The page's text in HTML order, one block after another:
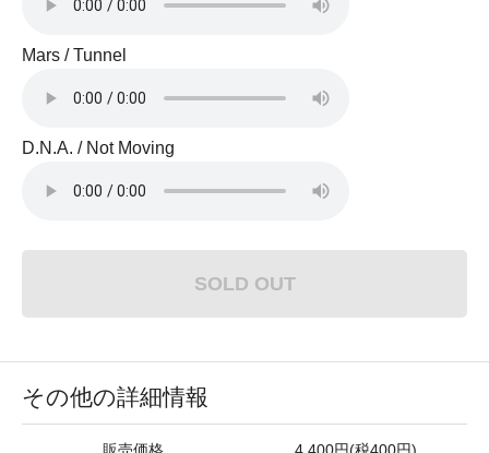
Mars / Tunnel
D.N.A. / Not Moving
SOLD OUT
その他の詳細情報